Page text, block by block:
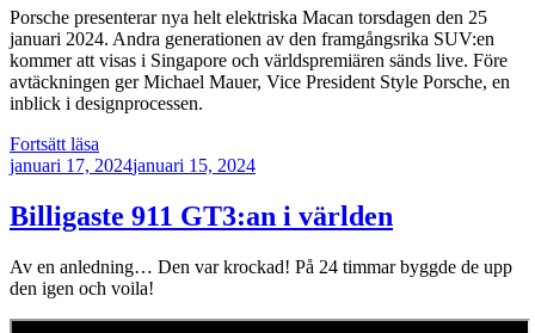
längre”
Porsche presenterar nya helt elektriska Macan torsdagen den 25
januari 2024. Andra generationen av den framgångsrika SUV:en
kommer att visas i Singapore och världspremiären sänds live. Före
avtäckningen ger Michael Mauer, Vice President Style Porsche, en
inblick i designprocessen.
Fortsätt läsa
helt
Macan
är
väg”
Publicerat
januari 17, 2024januari 15, 2024
Billigaste 911 GT3:an i världen
Av en anledning… Den var krockad! På 24 timmar byggde de upp
den igen och voila!